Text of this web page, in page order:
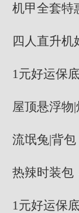
机甲全套特
四人直升机
1元好运保
屋顶悬浮物
流氓兔|背
热辣时装包
1元好运保